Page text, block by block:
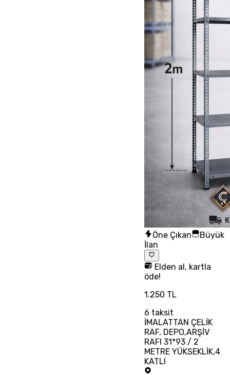
Öne Çıkan
Büyük
İlan
Elden al, kartla
öde!
1.250 TL
6 taksit
İMALATTAN ÇELİK
RAF, DEPO,ARŞİV
RAFI 31*93 / 2
METRE YÜKSEKLİK,4
KATLI